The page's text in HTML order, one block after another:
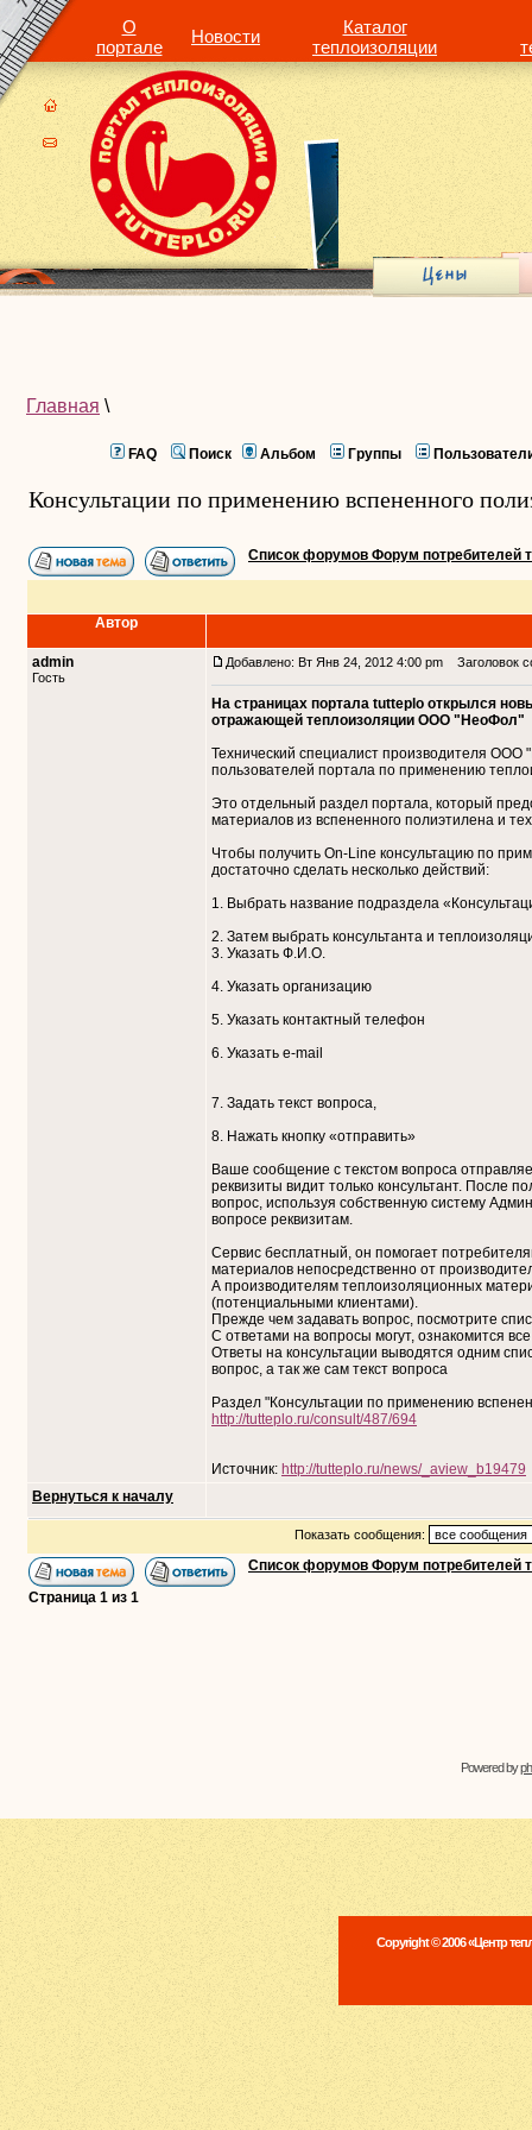
О
портале
Новости
Каталог
теплоизоляции
Главная \
FAQ Поиск Альбом Группы
Консультации по применению вспененного
Список форумов Форум потребителей
Автор
admin
Гость
Добавлено: Вт Янв 24, 2012 4:00 pm Заголовок
На страницах портала tutteplo открылся
отражающей теплоизоляции ООО "НеоФол"
Технический специалист производителя
пользователей портала по применению
Это отдельный раздел портала, который
материалов из вспененного полиэтилена и
Чтобы получить On-Line консультацию по
достаточно сделать несколько действий:
1. Выбрать название подраздела
2. Затем выбрать консультанта и
3. Указать Ф.И.О.
4. Указать организацию
5. Указать контактный телефон
6. Указать e-mail
7. Задать текст вопроса,
8. Нажать кнопку «отправить»
Ваше сообщение с текстом вопроса
реквизиты видит только консультант. После
вопрос, используя собственную систему
вопросе реквизитам.
Сервис бесплатный, он помогает
материалов непосредственно от
А производителям теплоизоляционных
(потенциальными клиентами).
Прежде чем задавать вопрос, посмотрите
С ответами на вопросы могут, ознакомится
Ответы на консультации выводятся одним
вопрос, а так же сам текст вопроса
Раздел "Консультации по применению
http://tutteplo.ru/consult/487/694
Источник: http://tutteplo.ru/news/_aview_b19479
Вернуться к началу
Показать сообщения:
Список форумов Форум потребителей
Страница 1 из 1
Powered by
Copyright © 2006 «Центр